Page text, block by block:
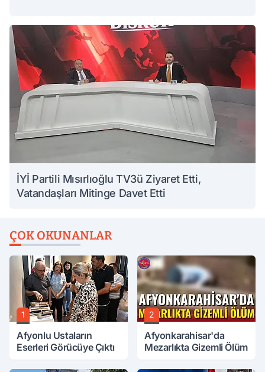
İYİ Partili Mısırlıoğlu TV3ü Ziyaret Etti,
Vatandaşları Mitinge Davet Etti
ÇOK OKUNANLAR
1
Afyonlu Ustaların
Eserleri Görücüye Çıktı
2
Afyonkarahisar'da
Mezarlıkta Gizemli Ölüm